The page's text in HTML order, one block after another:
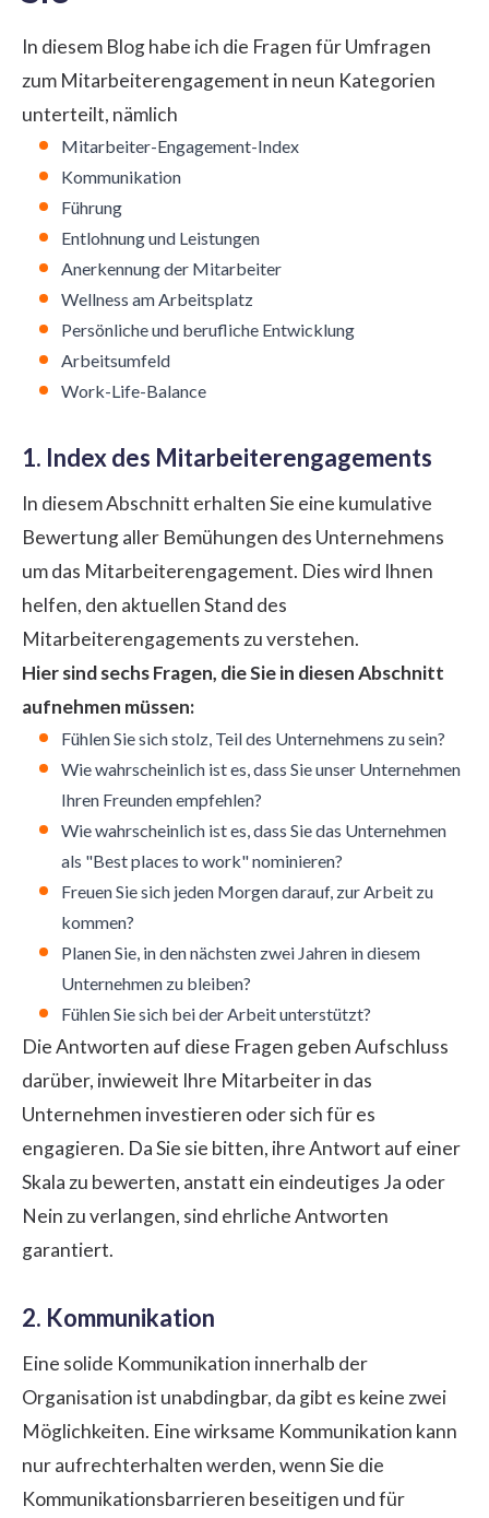
In diesem Blog habe ich die Fragen für Umfragen
zum Mitarbeiterengagement in neun Kategorien
unterteilt, nämlich
Mitarbeiter-Engagement-Index
Kommunikation
Führung
Entlohnung und Leistungen
Anerkennung der Mitarbeiter
Wellness am Arbeitsplatz
Persönliche und berufliche Entwicklung
Arbeitsumfeld
Work-Life-Balance
1. Index des Mitarbeiterengagements
In diesem Abschnitt erhalten Sie eine kumulative
Bewertung aller Bemühungen des Unternehmens
um das Mitarbeiterengagement. Dies wird Ihnen
helfen, den aktuellen Stand des
Mitarbeiterengagements zu verstehen.
Hier sind sechs Fragen, die Sie in diesen Abschnitt
aufnehmen müssen:
Fühlen Sie sich stolz, Teil des Unternehmens zu sein?
Wie wahrscheinlich ist es, dass Sie unser Unternehmen
Ihren Freunden empfehlen?
Wie wahrscheinlich ist es, dass Sie das Unternehmen
als "Best places to work" nominieren?
Freuen Sie sich jeden Morgen darauf, zur Arbeit zu
kommen?
Planen Sie, in den nächsten zwei Jahren in diesem
Unternehmen zu bleiben?
Fühlen Sie sich bei der Arbeit unterstützt?
Die Antworten auf diese Fragen geben Aufschluss
darüber, inwieweit Ihre Mitarbeiter in das
Unternehmen investieren oder sich für es
engagieren. Da Sie sie bitten, ihre Antwort auf einer
Skala zu bewerten, anstatt ein eindeutiges Ja oder
Nein zu verlangen, sind ehrliche Antworten
garantiert.
2. Kommunikation
Eine solide Kommunikation innerhalb der
Organisation ist unabdingbar, da gibt es keine zwei
Möglichkeiten. Eine wirksame Kommunikation kann
nur aufrechterhalten werden, wenn Sie die
Kommunikationsbarrieren beseitigen und für